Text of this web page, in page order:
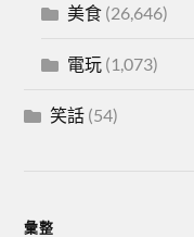
美食 (26,646)
電玩 (1,073)
笑話 (54)
彙整